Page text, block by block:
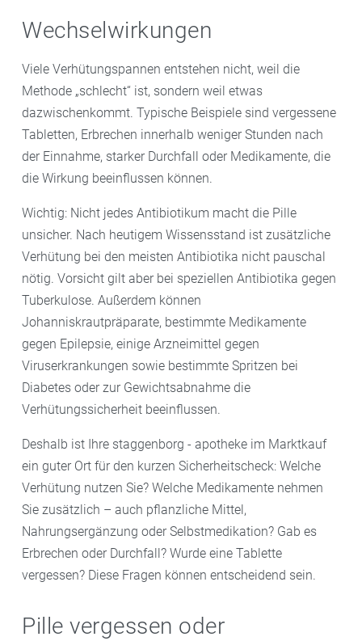
Wechselwirkungen
Viele Verhütungspannen entstehen nicht, weil die
Methode „schlecht“ ist, sondern weil etwas
dazwischenkommt. Typische Beispiele sind vergessene
Tabletten, Erbrechen innerhalb weniger Stunden nach
der Einnahme, starker Durchfall oder Medikamente, die
die Wirkung beeinflussen können.
Wichtig: Nicht jedes Antibiotikum macht die Pille
unsicher. Nach heutigem Wissensstand ist zusätzliche
Verhütung bei den meisten Antibiotika nicht pauschal
nötig. Vorsicht gilt aber bei speziellen Antibiotika gegen
Tuberkulose. Außerdem können
Johanniskrautpräparate, bestimmte Medikamente
gegen Epilepsie, einige Arzneimittel gegen
Viruserkrankungen sowie bestimmte Spritzen bei
Diabetes oder zur Gewichtsabnahme die
Verhütungssicherheit beeinflussen.
Deshalb ist Ihre staggenborg - apotheke im Marktkauf
ein guter Ort für den kurzen Sicherheitscheck: Welche
Verhütung nutzen Sie? Welche Medikamente nehmen
Sie zusätzlich – auch pflanzliche Mittel,
Nahrungsergänzung oder Selbstmedikation? Gab es
Erbrechen oder Durchfall? Wurde eine Tablette
vergessen? Diese Fragen können entscheidend sein.
Pille vergessen oder